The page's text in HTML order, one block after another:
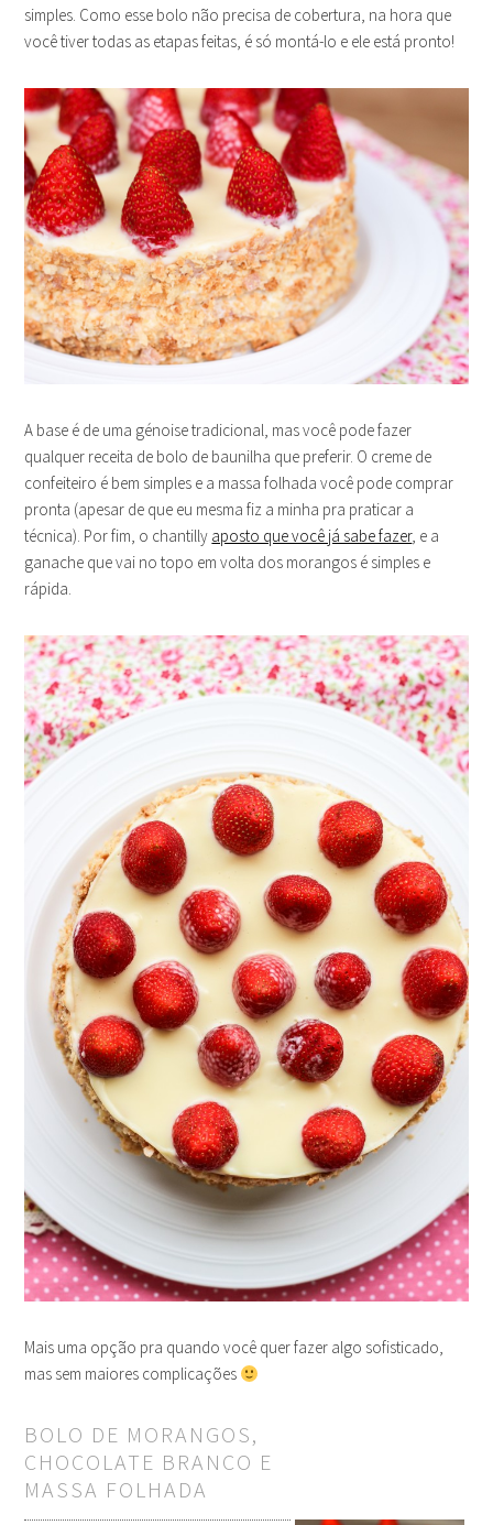
simples. Como esse bolo não precisa de cobertura, na hora que
você tiver todas as etapas feitas, é só montá-lo e ele está pronto!
A base é de uma génoise tradicional, mas você pode fazer
qualquer receita de bolo de baunilha que preferir. O creme de
confeiteiro é bem simples e a massa folhada você pode comprar
pronta (apesar de que eu mesma fiz a minha pra praticar a
técnica). Por fim, o chantilly aposto que você já sabe fazer, e a
ganache que vai no topo em volta dos morangos é simples e
rápida.
Mais uma opção pra quando você quer fazer algo sofisticado,
mas sem maiores complicações
BOLO DE MORANGOS,
CHOCOLATE BRANCO E
MASSA FOLHADA